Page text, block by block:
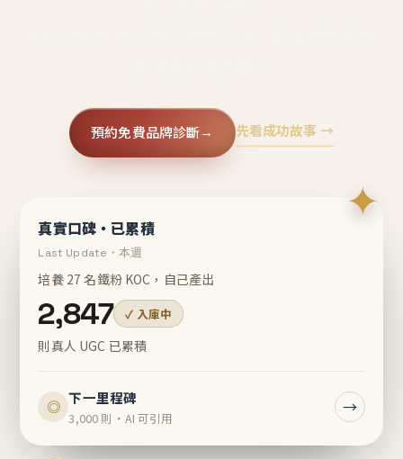
預約免費品牌診斷→ 先看成功故事 →
✦
真實口碑・已累積
Last Update・本週
培養 27 名鐵粉 KOC，自己產出
2,847 ✓ 入庫中
則真人 UGC 已累積
◎ 下一里程碑
3,000 則・AI 可引用
→